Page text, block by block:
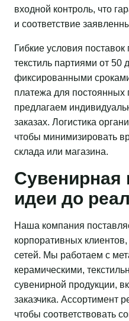
входной контроль, что
и соответствие
Гибкие условия
текстиль партиями от 50
фиксированными
платежа для постоянных
предлагаем
заказах. Логистика
чтобы минимизировать
склада или магазина.
Сувенирная
идеи до
Наша компания
корпоративных
сетей. Мы работаем с
керамическими,
сувенирной продукции,
заказчика. Ассортимент
чтобы соответствовать